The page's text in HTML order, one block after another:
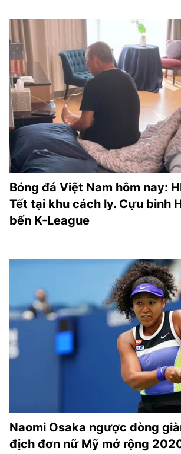
Bóng đá Việt Nam hôm nay:
Tết tại khu cách ly. Cựu binh
bến K-League
Naomi Osaka ngược dòng
địch đơn nữ Mỹ mở rộng